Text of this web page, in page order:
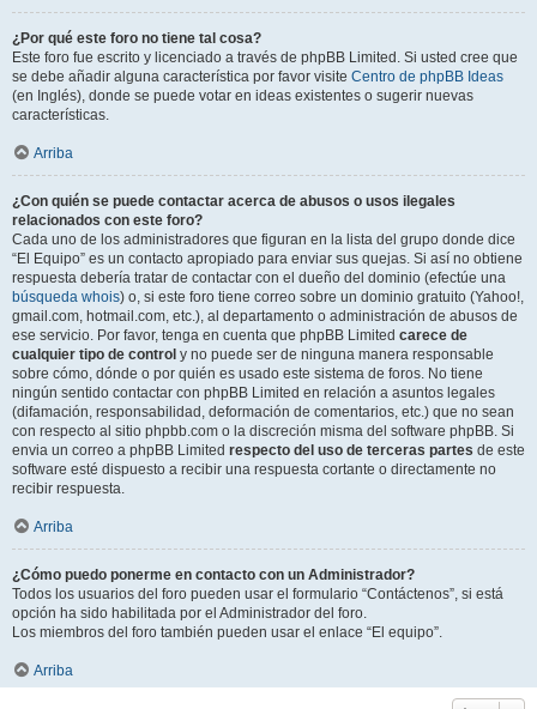
¿Por qué este foro no tiene tal cosa?
Este foro fue escrito y licenciado a través de phpBB Limited. Si usted cree que
se debe añadir alguna característica por favor visite Centro de phpBB Ideas
(en Inglés), donde se puede votar en ideas existentes o sugerir nuevas
características.
Arriba
¿Con quién se puede contactar acerca de abusos o usos ilegales
relacionados con este foro?
Cada uno de los administradores que figuran en la lista del grupo donde dice
“El Equipo” es un contacto apropiado para enviar sus quejas. Si así no obtiene
respuesta debería tratar de contactar con el dueño del dominio (efectúe una
búsqueda whois) o, si este foro tiene correo sobre un dominio gratuito (Yahoo!,
gmail.com, hotmail.com, etc.), al departamento o administración de abusos de
ese servicio. Por favor, tenga en cuenta que phpBB Limited carece de
cualquier tipo de control y no puede ser de ninguna manera responsable
sobre cómo, dónde o por quién es usado este sistema de foros. No tiene
ningún sentido contactar con phpBB Limited en relación a asuntos legales
(difamación, responsabilidad, deformación de comentarios, etc.) que no sean
con respecto al sitio phpbb.com o la discreción misma del software phpBB. Si
envia un correo a phpBB Limited respecto del uso de terceras partes de este
software esté dispuesto a recibir una respuesta cortante o directamente no
recibir respuesta.
Arriba
¿Cómo puedo ponerme en contacto con un Administrador?
Todos los usuarios del foro pueden usar el formulario “Contáctenos”, si está
opción ha sido habilitada por el Administrador del foro.
Los miembros del foro también pueden usar el enlace “El equipo”.
Arriba